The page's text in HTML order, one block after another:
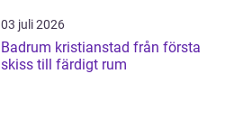
03 juli 2026
Badrum kristianstad från första
skiss till färdigt rum